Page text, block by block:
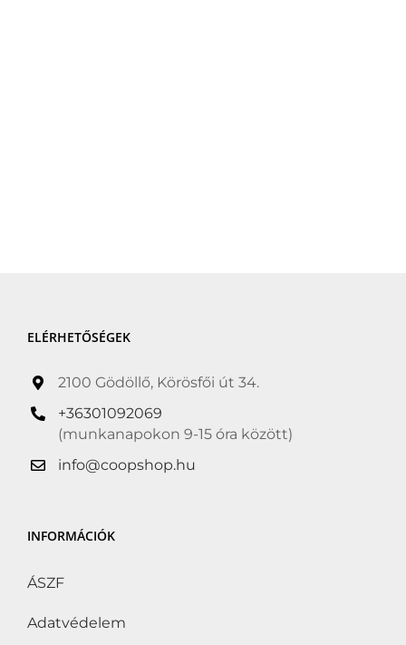
ELÉRHETŐSÉGEK
2100 Gödöllő, Körösfői út 34.
+36301092069
(munkanapokon 9-15 óra között)
info@coopshop.hu
INFORMÁCIÓK
ÁSZF
Adatvédelem